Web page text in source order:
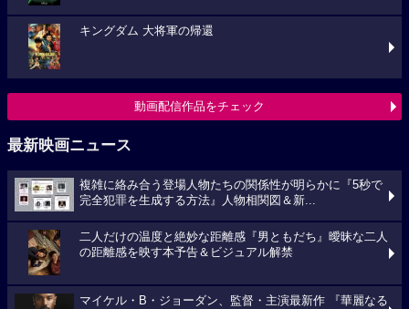
キングダム 大将軍の帰還
動画配信作品をチェック
最新映画ニュース
複雑に絡み合う登場人物たちの関係性が明らかに『5秒で
完全犯罪を生成する方法』人物相関図＆新...
二人だけの温度と絶妙な距離感『男ともだち』曖昧な二人
の距離感を映す本予告＆ビジュアル解禁
マイケル・B・ジョーダン、監督・主演最新作 『華麗なる